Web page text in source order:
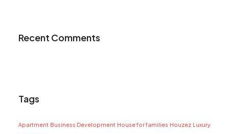
Recent Comments
Tags
Apartment Business Development House for families Houzez Luxury